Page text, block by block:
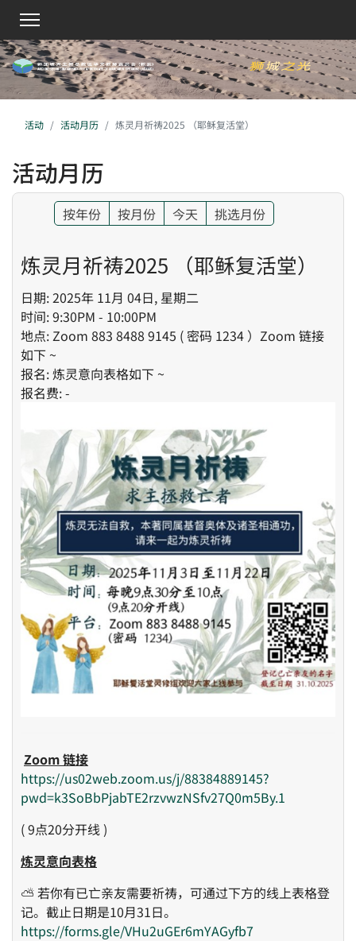
活动 活动月历 炼灵月祈祷2025 （耶稣复活堂）
活动月历
按年份 按月份 今天 挑选月份
炼灵月祈祷2025 （耶稣复活堂）
日期: 2025年 11月 04日, 星期二
时间: 9:30PM - 10:00PM
地点: Zoom 883 8488 9145 ( 密码 1234 ）Zoom 链接
如下 ~
报名: 炼灵意向表格如下 ~
报名费: -
Zoom 链接
https://us02web.zoom.us/j/88384889145?
pwd=k3SoBbPjabTE2rzvwzNSfv27Q0m5By.1
( 9点20分开线 )
炼灵意向表格
⛅ 若你有已亡亲友需要祈祷，可通过下方的线上表格登
记。截止日期是10月31日。
https://forms.gle/VHu2uGEr6mYAGyfb7